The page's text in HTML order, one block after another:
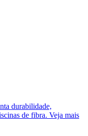
durabilidade,
de fibra. Veja mais